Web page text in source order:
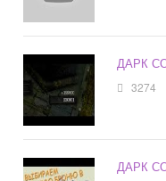
ДАРК
3274
ДАРК